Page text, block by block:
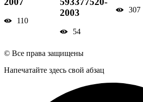
110
2003
54
307
© Все права защищены
Напечатайте здесь свой абзац